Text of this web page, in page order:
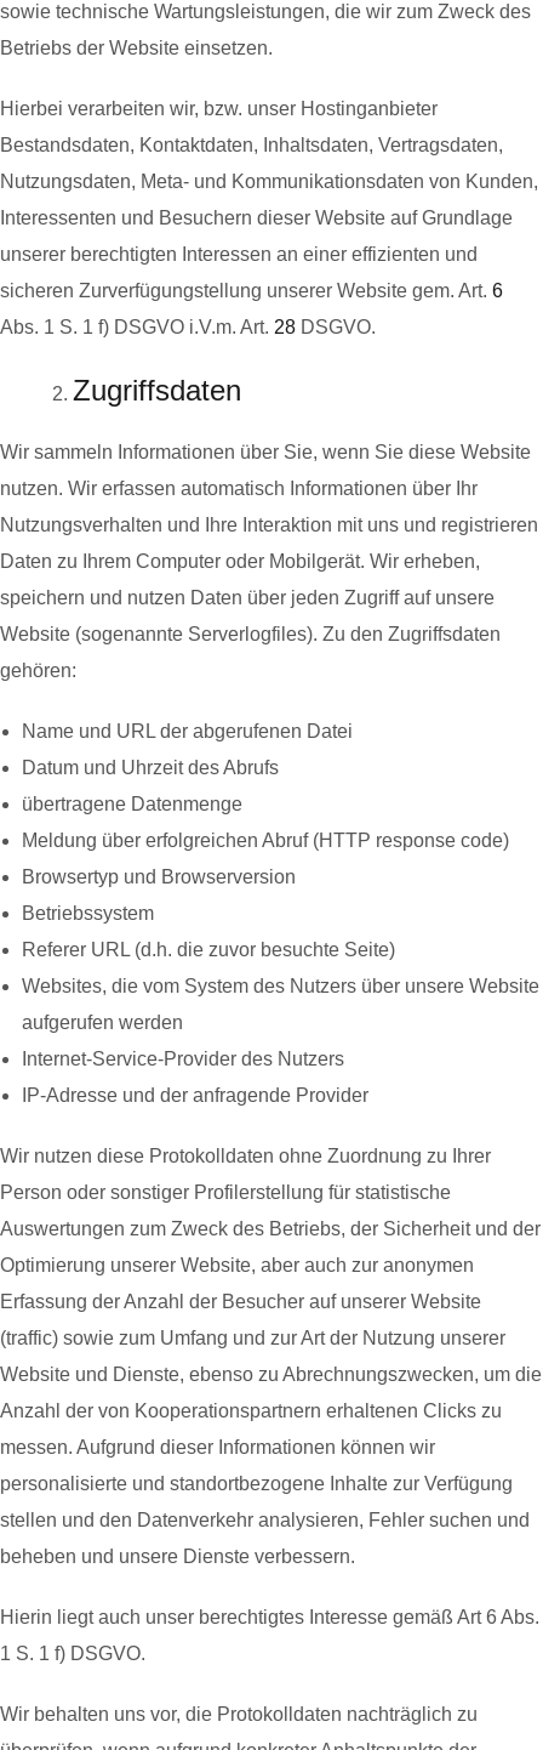
sowie technische Wartungsleistungen, die wir zum Zweck des
Betriebs der Website einsetzen.
Hierbei verarbeiten wir, bzw. unser Hostinganbieter
Bestandsdaten, Kontaktdaten, Inhaltsdaten, Vertragsdaten,
Nutzungsdaten, Meta- und Kommunikationsdaten von Kunden,
Interessenten und Besuchern dieser Website auf Grundlage
unserer berechtigten Interessen an einer effizienten und
sicheren Zurverfügungstellung unserer Website gem. Art. 6
Abs. 1 S. 1 f) DSGVO i.V.m. Art. 28 DSGVO.
Zugriffsdaten
Wir sammeln Informationen über Sie, wenn Sie diese Website
nutzen. Wir erfassen automatisch Informationen über Ihr
Nutzungsverhalten und Ihre Interaktion mit uns und registrieren
Daten zu Ihrem Computer oder Mobilgerät. Wir erheben,
speichern und nutzen Daten über jeden Zugriff auf unsere
Website (sogenannte Serverlogfiles). Zu den Zugriffsdaten
gehören:
Name und URL der abgerufenen Datei
Datum und Uhrzeit des Abrufs
übertragene Datenmenge
Meldung über erfolgreichen Abruf (HTTP response code)
Browsertyp und Browserversion
Betriebssystem
Referer URL (d.h. die zuvor besuchte Seite)
Websites, die vom System des Nutzers über unsere Website
aufgerufen werden
Internet-Service-Provider des Nutzers
IP-Adresse und der anfragende Provider
Wir nutzen diese Protokolldaten ohne Zuordnung zu Ihrer
Person oder sonstiger Profilerstellung für statistische
Auswertungen zum Zweck des Betriebs, der Sicherheit und der
Optimierung unserer Website, aber auch zur anonymen
Erfassung der Anzahl der Besucher auf unserer Website
(traffic) sowie zum Umfang und zur Art der Nutzung unserer
Website und Dienste, ebenso zu Abrechnungszwecken, um die
Anzahl der von Kooperationspartnern erhaltenen Clicks zu
messen. Aufgrund dieser Informationen können wir
personalisierte und standortbezogene Inhalte zur Verfügung
stellen und den Datenverkehr analysieren, Fehler suchen und
beheben und unsere Dienste verbessern.
Hierin liegt auch unser berechtigtes Interesse gemäß Art 6 Abs.
1 S. 1 f) DSGVO.
Wir behalten uns vor, die Protokolldaten nachträglich zu